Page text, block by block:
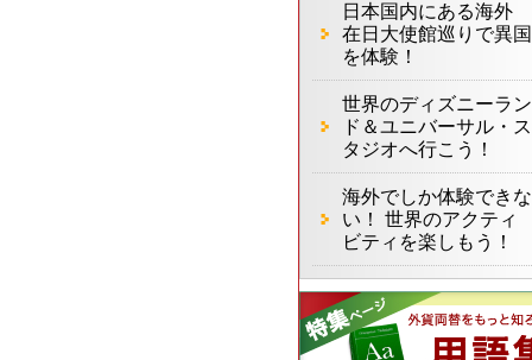
日本国内にある海外
在日大使館巡りで異国
を体験！
世界のディズニーラン
ド＆ユニバーサル・ス
タジオへ行こう！
海外でしか体験できな
い！ 世界のアクティ
ビティを楽しもう！